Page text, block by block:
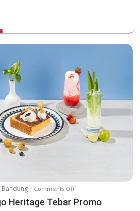
Comments Offo
n
Heritage Tebar Promo